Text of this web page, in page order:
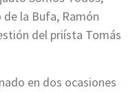
la Bufa, Ramón
del priísta Tomás
en dos ocasiones